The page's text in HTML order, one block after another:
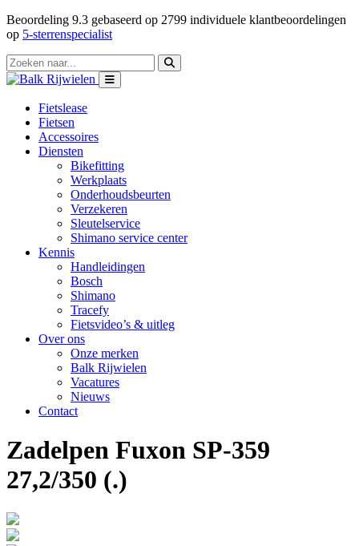
Beoordeling 9.3 gebaseerd op 2799 individuele klantbeoordelingen
op 5-sterrenspecialist
Fietslease
Fietsen
Accessoires
Diensten
Bikefitting
Werkplaats
Onderhoudsbeurten
Verzekeren
Sleutelservice
Shimano service center
Kennis
Handleidingen
Bosch
Shimano
Tracefy
Fietsvideo’s & uitleg
Over ons
Onze merken
Balk Rijwielen
Vacatures
Nieuws
Contact
Zadelpen Fuxon SP-359
27,2/350 (.)